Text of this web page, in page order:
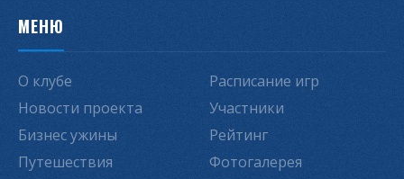
МЕНЮ
О клубе
Новости проекта
Бизнес ужины
Путешествия
Расписание игр
Участники
Рейтинг
Фотогалерея